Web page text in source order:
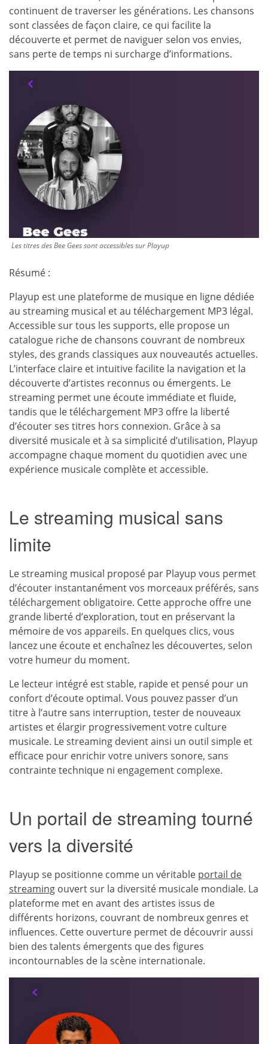
continuent de traverser les générations. Les chansons
sont classées de façon claire, ce qui facilite la
découverte et permet de naviguer selon vos envies,
sans perte de temps ni surcharge d’informations.
Les titres des Bee Gees sont accessibles sur Playup
Résumé :
Playup est une plateforme de musique en ligne dédiée
au streaming musical et au téléchargement MP3 légal.
Accessible sur tous les supports, elle propose un
catalogue riche de chansons couvrant de nombreux
styles, des grands classiques aux nouveautés actuelles.
L’interface claire et intuitive facilite la navigation et la
découverte d’artistes reconnus ou émergents. Le
streaming permet une écoute immédiate et fluide,
tandis que le téléchargement MP3 offre la liberté
d’écouter ses titres hors connexion. Grâce à sa
diversité musicale et à sa simplicité d’utilisation, Playup
accompagne chaque moment du quotidien avec une
expérience musicale complète et accessible.
Le streaming musical sans
limite
Le streaming musical proposé par Playup vous permet
d’écouter instantanément vos morceaux préférés, sans
téléchargement obligatoire. Cette approche offre une
grande liberté d’exploration, tout en préservant la
mémoire de vos appareils. En quelques clics, vous
lancez une écoute et enchaînez les découvertes, selon
votre humeur du moment.
Le lecteur intégré est stable, rapide et pensé pour un
confort d’écoute optimal. Vous pouvez passer d’un
titre à l’autre sans interruption, tester de nouveaux
artistes et élargir progressivement votre culture
musicale. Le streaming devient ainsi un outil simple et
efficace pour enrichir votre univers sonore, sans
contrainte technique ni engagement complexe.
Un portail de streaming tourné
vers la diversité
Playup se positionne comme un véritable portail de
streaming ouvert sur la diversité musicale mondiale. La
plateforme met en avant des artistes issus de
différents horizons, couvrant de nombreux genres et
influences. Cette ouverture permet de découvrir aussi
bien des talents émergents que des figures
incontournables de la scène internationale.